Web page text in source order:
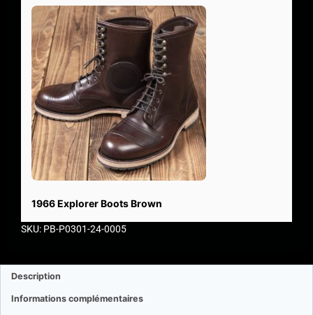
1966 Explorer Boots Brown
SKU: PB-P0301-24-0005
Description
Informations complémentaires